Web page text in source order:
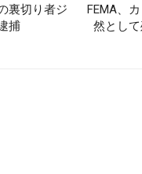
裏切り者ジ
捕
FEMA、
然とし